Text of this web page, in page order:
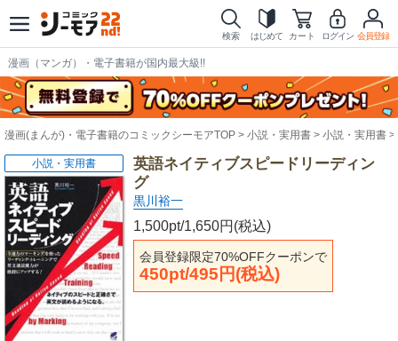
検索 はじめて カート ログイン 会員登録
漫画（マンガ）・電子書籍が国内最大級!!
漫画(まんが)・電子書籍のコミックシーモアTOP 小説・実用書 小説・実用書
英語ネイティブスピードリーディン
グ
黒川裕一
1,500pt/1,650円(税込)
会員登録限定70%OFFクーポンで
450pt/495円(税込)
小説・実用書